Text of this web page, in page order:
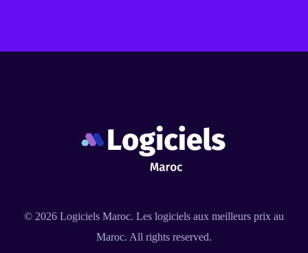
© 2026 Logiciels Maroc. Les logiciels aux meilleurs prix au
Maroc. All rights reserved.